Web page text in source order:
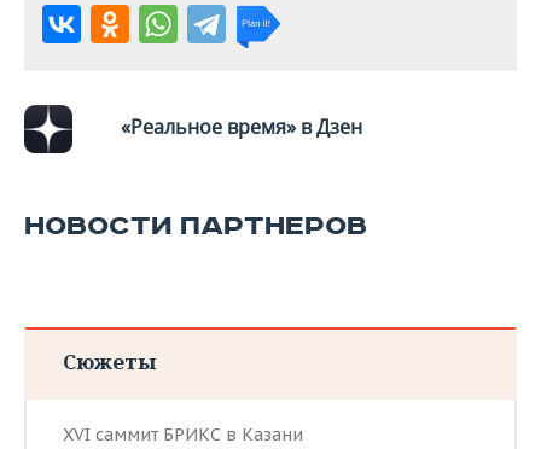
«Реальное время» в Дзен
НОВОСТИ ПАРТНЕРОВ
Сюжеты
XVI саммит БРИКС в Казани